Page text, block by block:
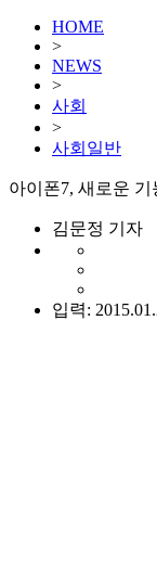
HOME
>
NEWS
>
사회
>
사회일반
아이폰7, 새로운
김문정 기자
입력: